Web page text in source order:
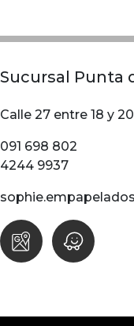
Sucursal Punta
Calle 27 entre 18 y 20
091 698 802
4244 9937